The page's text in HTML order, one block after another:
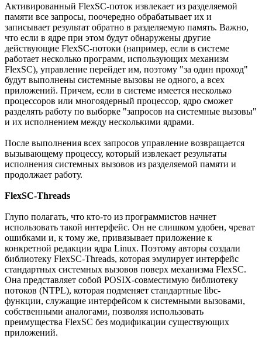
Активированный FlexSC-поток извлекает из разделяемой
памяти все запросы, поочередно обрабатывает их и
записывает результат обратно в разделяемую память. Важно,
что если в ядре при этом будут обнаружены другие
действующие FlexSC-потоки (например, если в системе
работает несколько программ, использующих механизм
FlexSC), управление перейдет им, поэтому "за один проход"
будут выполнены системные вызовы не одного, а всех
приложений. Причем, если в системе имеется несколько
процессоров или многоядерный процессор, ядро сможет
разделять работу по выборке "запросов на системные вызовы"
и их исполнением между несколькими ядрами.
После выполнения всех запросов управление возвращается
вызывающему процессу, который извлекает результаты
исполнения системных вызовов из разделяемой памяти и
продолжает работу.
FlexSC-Threads
Глупо полагать, что кто-то из программистов начнет
использовать такой интерфейс. Он не слишком удобен, чреват
ошибками и, к тому же, привязывает приложение к
конкретной редакции ядра Linux. Поэтому авторы создали
библиотеку FlexSC-Threads, которая эмулирует интерфейс
стандартных системных вызовов поверх механизма FlexSC.
Она представляет собой POSIX-совместимую библиотеку
потоков (NTPL), которая подменяет стандартные libc-
функции, служащие интерфейсом к системными вызовами,
собственными аналогами, позволяя использовать
преимущества FlexSC без модификации существующих
приложений.